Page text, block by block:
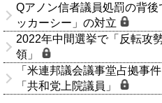
Qアノン信者議員処罰の背
ッカーシー」の対立
2022年中間選挙で「反転攻
領」
「米連邦議会議事堂占拠事
「共和党上院議員」